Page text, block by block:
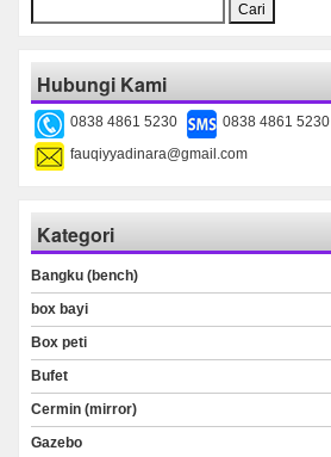
untuk:
Hubungi Kami
0838 4861 5230 0838 4861 5230
fauqiyyadinara@gmail.com
Kategori
Bangku (bench)
box bayi
Box peti
Bufet
Cermin (mirror)
Gazebo